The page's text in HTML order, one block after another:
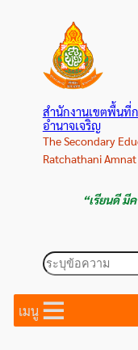
สำนักงานเขตพื้นที่
อำนาจเจริญ
The Secondary
Ratchathani
“เรียนดี มี
ค้นหา
เมนู